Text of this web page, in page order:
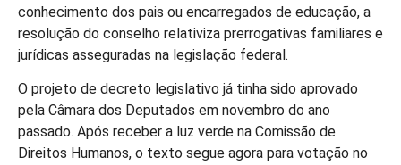
conhecimento dos pais ou encarregados de educação, a
resolução do conselho relativiza prerrogativas familiares e
jurídicas asseguradas na legislação federal.
O projeto de decreto legislativo já tinha sido aprovado
pela Câmara dos Deputados em novembro do ano
passado. Após receber a luz verde na Comissão de
Direitos Humanos, o texto segue agora para votação no